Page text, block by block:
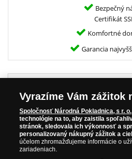
Bezpečný
Certifikát
Komfortné
Garancia
Špecifikácia
Kov:
Zušľachtenie:
Priemer:
Vyrazíme Vám zážitok
Spoločnosť Národná Pokladnica, s r. o.
technológie na to, aby zaistila
stránok, sledovala ich výkonnosť a
personalizovaný nákupný zážitok a
účelom zhromažďujeme informácie o
zariadeniach.